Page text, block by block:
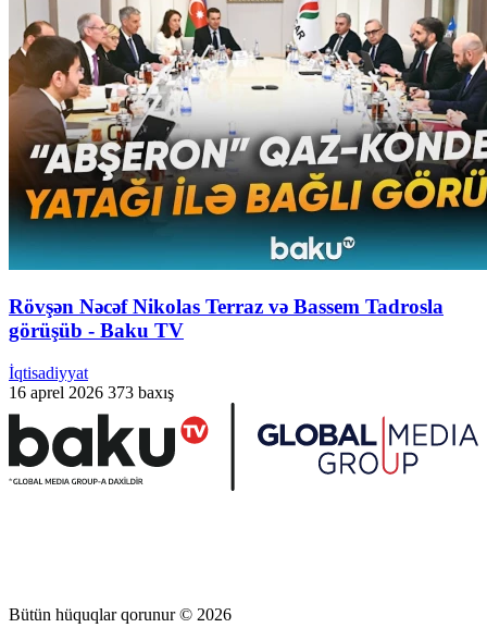
Rövşən Nəcəf Nikolas Terraz və Bassem Tadrosla
görüşüb - Baku TV
İqtisadiyyat
16 aprel 2026 373 baxış
Bütün hüquqlar qorunur © 2026